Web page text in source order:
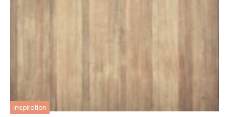
inspiration